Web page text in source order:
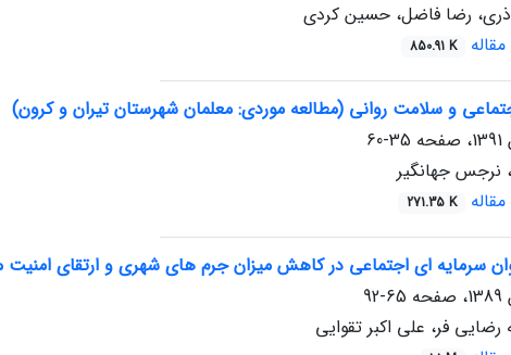
رضا فاضل، حسین کردی
850.91 K
و سلامت روانی (مطالعه موردی: معلمان شهرستان تیران و کرون)
35-60
نرجس جهانگیر
271.35 K
سرمایه ای اجتماعی در کاهش میزان جرم های شهری و ارتقای
65-92
فر، علی اکبر تقوایی